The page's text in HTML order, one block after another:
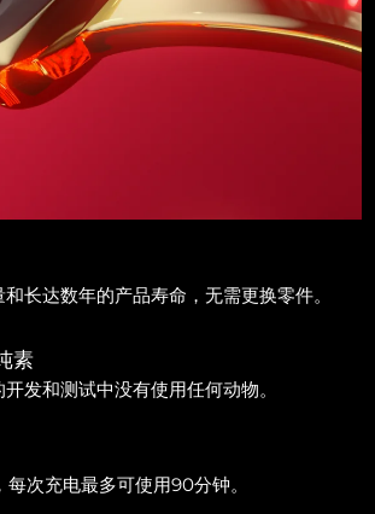
长达数年的产品寿命，无需更换零件。
素
发和测试中没有使用任何动物。
每次充电最多可使用90分钟。